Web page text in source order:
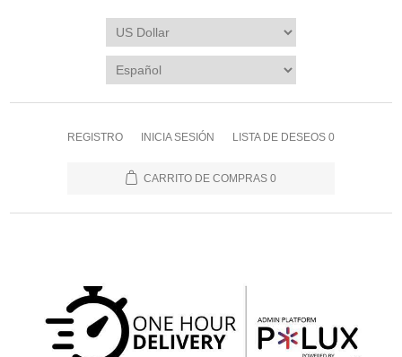
REGISTRO INICIA SESIÓN LISTA DE DESEOS 0
CARRITO DE COMPRAS 0